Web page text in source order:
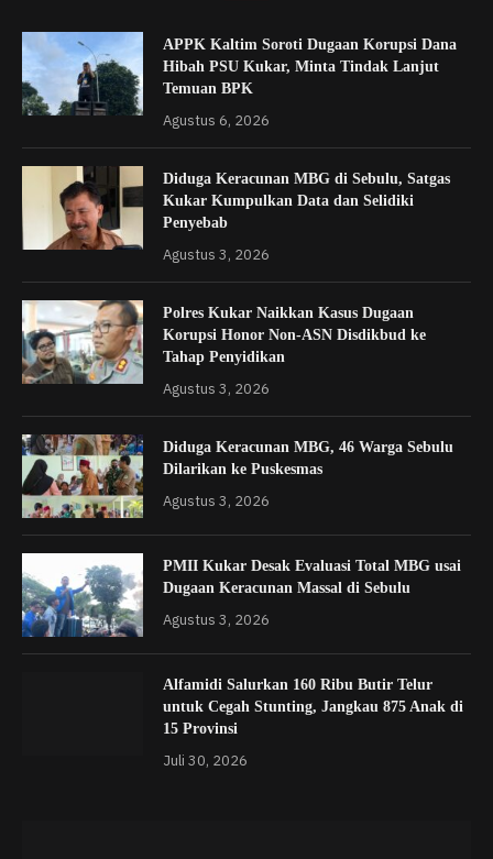
APPK Kaltim Soroti Dugaan Korupsi Dana
Hibah PSU Kukar, Minta Tindak Lanjut
Temuan BPK
Agustus 6, 2026
Diduga Keracunan MBG di Sebulu, Satgas
Kukar Kumpulkan Data dan Selidiki
Penyebab
Agustus 3, 2026
Polres Kukar Naikkan Kasus Dugaan
Korupsi Honor Non-ASN Disdikbud ke
Tahap Penyidikan
Agustus 3, 2026
Diduga Keracunan MBG, 46 Warga Sebulu
Dilarikan ke Puskesmas
Agustus 3, 2026
PMII Kukar Desak Evaluasi Total MBG usai
Dugaan Keracunan Massal di Sebulu
Agustus 3, 2026
Alfamidi Salurkan 160 Ribu Butir Telur
untuk Cegah Stunting, Jangkau 875 Anak di
15 Provinsi
Juli 30, 2026